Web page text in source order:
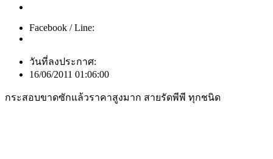
Facebook / Line:
วันที่ลงประกาศ:
16/06/2011 01:06:00
กระสอบขาดซักแล้วราคาสูงมาก สายรัดพีพี ทุกชนิด